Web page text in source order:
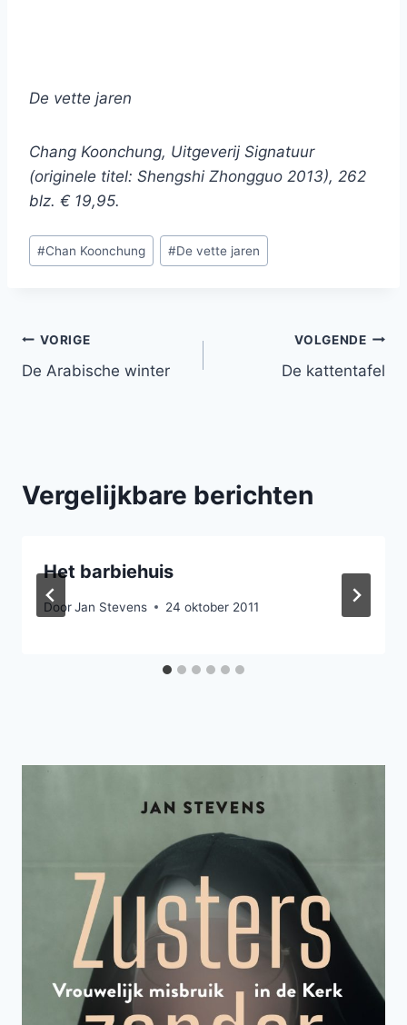
De vette jaren
Chang Koonchung, Uitgeverij Signatuur
(originele titel: Shengshi Zhongguo 2013), 262
blz. € 19,95.
Bericht
tags:
#Chan Koonchung #De vette jaren
Bericht
navigatie
VORIGE
De Arabische winter
VOLGENDE
De kattentafel
Vergelijkbare berichten
Het barbiehuis
DoorJan Stevens 24 oktober 2011